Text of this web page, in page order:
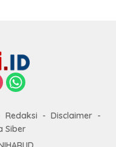
Redaksi
Disclaimer
Siber